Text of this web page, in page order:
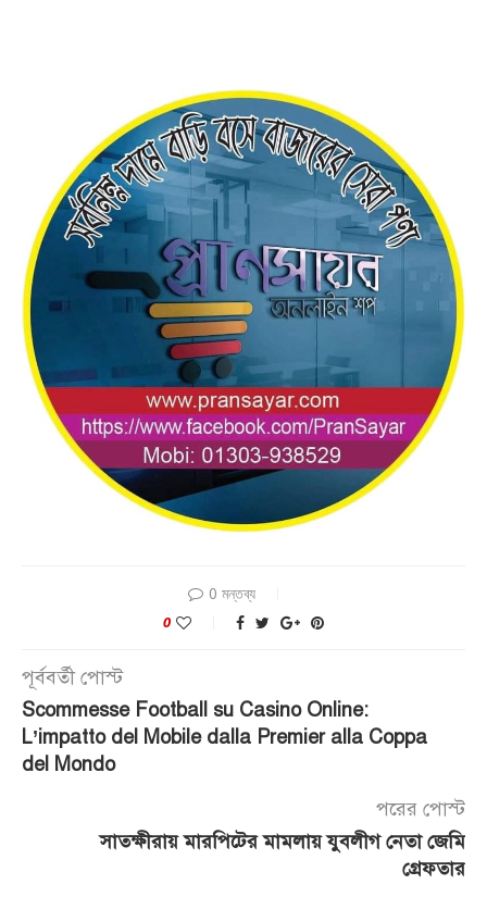
0 মন্তব্য
0
পূর্ববর্তী পোস্ট
Scommesse Football su Casino Online:
L’impatto del Mobile dalla Premier alla Coppa
del Mondo
পরের পোস্ট
সাতক্ষীরায় মারপিটের মামলায় যুবলীগ নেতা জেমি
গ্রেফতার